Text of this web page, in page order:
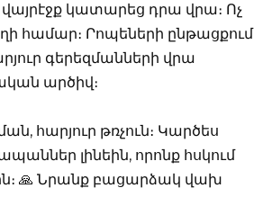
վայրէջք կատարեց դրա վրա։ Ոչ
համար։ Րոպեների ընթացքում
գերեզմանների վրա
արծիվ։
հարյուր թռչուն։ Կարծես
լինեին, որոնք հսկում
🙏 Նրանք բացարձակ վախ